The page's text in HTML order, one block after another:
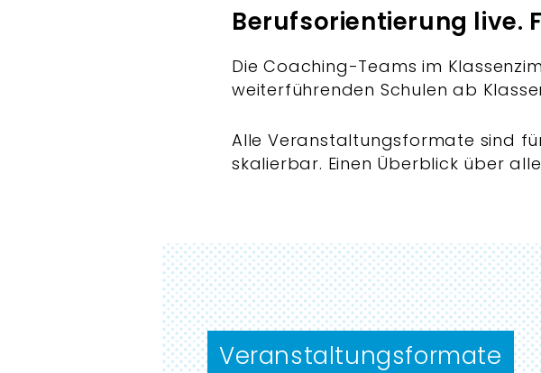
Berufsorientierung live.
Die Coaching-Teams im
weiterführenden Schulen ab
Alle Veranstaltungsformate sind
skalierbar. Einen Überblick über
Veranstaltungs­formate :